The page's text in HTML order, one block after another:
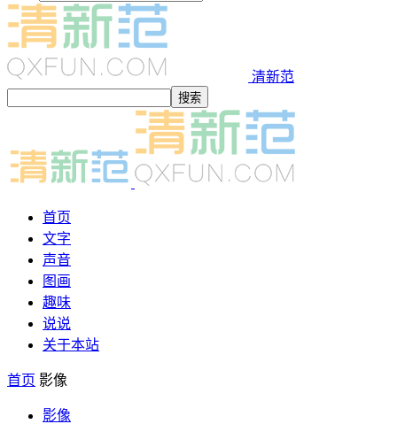
清新范
首页
文字
声音
图画
趣味
说说
关于本站
首页 影像
影像